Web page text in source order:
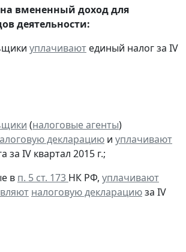
вмененный доход для
деятельности:
уплачивают единый налог за IV
(налоговые агенты)
декларацию и уплачивают
за IV квартал 2015 г.;
в п. 5 ст. 173 НК РФ, уплачивают
налоговую декларациюза IV